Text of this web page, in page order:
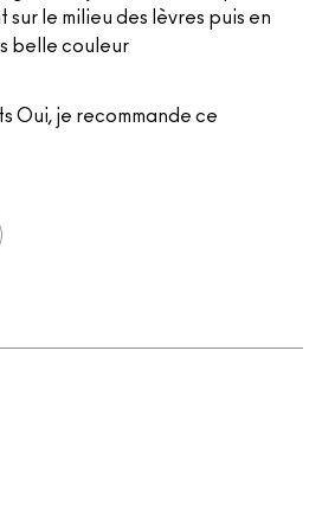
le milieu des lèvres puis en
belle couleur
Oui, je recommande ce